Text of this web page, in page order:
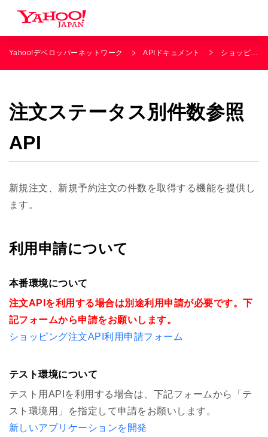
Yahoo!デベロッパーネットワーク APIドキュメント ショッピング
注文ステータス別件数参照
API
新規注文、新規予約注文の件数を取得する機能を提供し
ます。
利用申請について
本番環境について
注文APIを利用する場合は別途利用申請が必要です。下
記フォームから申請をお願いします。
ショッピング注文API利用申請フォーム
テスト環境について
テスト用APIを利用する場合は、下記フォームから「テ
スト環境用」を指定して申請をお願いします。
新しいアプリケーションを開発